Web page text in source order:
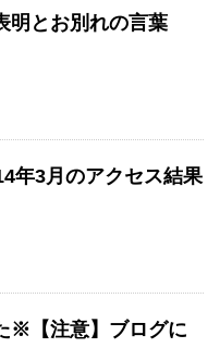
明とお別れの言葉
年3月のアクセス結果
※【注意】ブログに